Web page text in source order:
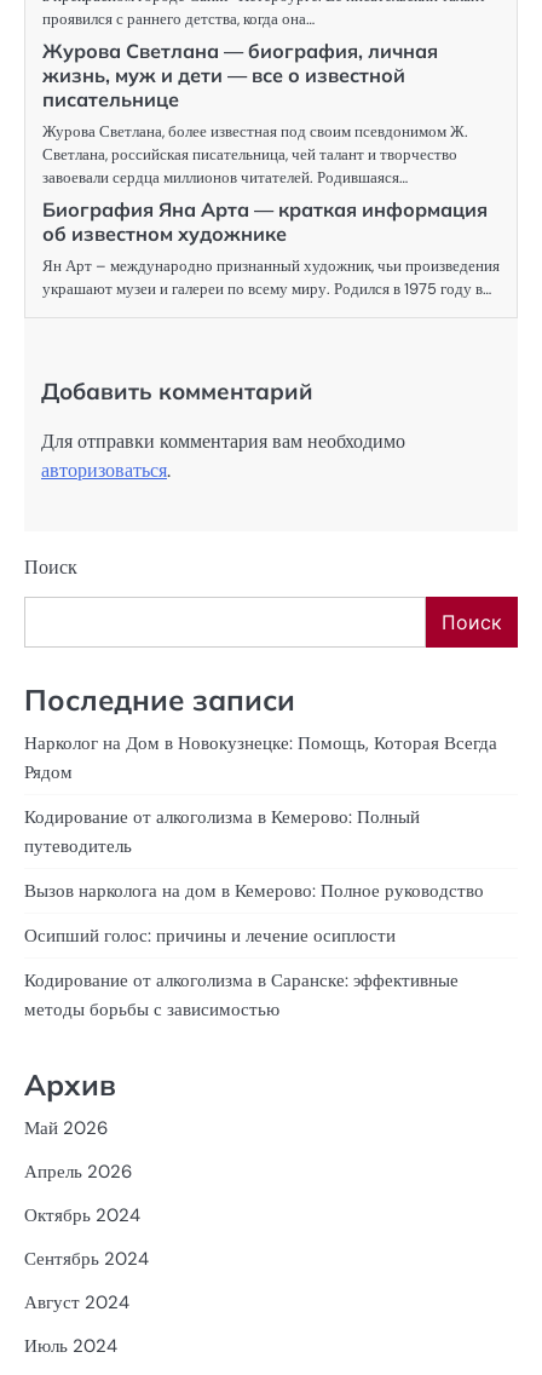
проявился с раннего детства, когда она…
Журова Светлана — биография, личная
жизнь, муж и дети — все о известной
писательнице
Журова Светлана, более известная под своим псевдонимом Ж.
Светлана, российская писательница, чей талант и творчество
завоевали сердца миллионов читателей. Родившаяся…
Биография Яна Арта — краткая информация
об известном художнике
Ян Арт – международно признанный художник, чьи произведения
украшают музеи и галереи по всему миру. Родился в 1975 году в…
Добавить комментарий
Для отправки комментария вам необходимо
авторизоваться.
Поиск
Поиск
Последние записи
Нарколог на Дом в Новокузнецке: Помощь, Которая Всегда
Рядом
Кодирование от алкоголизма в Кемерово: Полный
путеводитель
Вызов нарколога на дом в Кемерово: Полное руководство
Осипший голос: причины и лечение осиплости
Кодирование от алкоголизма в Саранске: эффективные
методы борьбы с зависимостью
Архив
Май 2026
Апрель 2026
Октябрь 2024
Сентябрь 2024
Август 2024
Июль 2024